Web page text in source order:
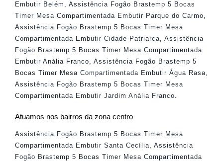
Embutir Belém , Assistência Fogão Brastemp 5 Bocas
Timer Mesa Compartimentada Embutir Parque do Carmo,
Assistência Fogão Brastemp 5 Bocas Timer Mesa
Compartimentada Embutir Cidade Patriarca, Assistência
Fogão Brastemp 5 Bocas Timer Mesa Compartimentada
Embutir Anália Franco, Assistência Fogão Brastemp 5
Bocas Timer Mesa Compartimentada Embutir Água Rasa,
Assistência Fogão Brastemp 5 Bocas Timer Mesa
Compartimentada Embutir Jardim Anália Franco.
Atuamos nos bairros da zona centro
Assistência Fogão Brastemp 5 Bocas Timer Mesa
Compartimentada Embutir Santa Cecília
Assistência
Fogão Brastemp 5 Bocas Timer Mesa Compartimentada